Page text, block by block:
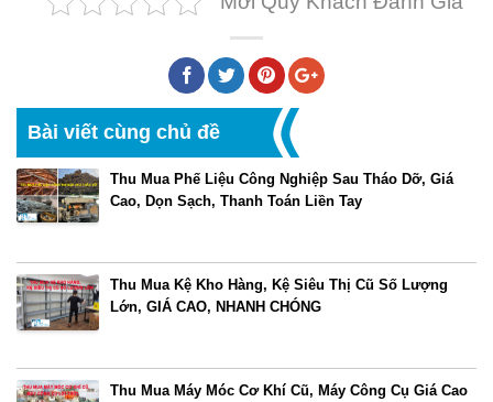
Bài viết cùng chủ đề
Thu Mua Phế Liệu Công Nghiệp Sau Tháo Dỡ, Giá
Cao, Dọn Sạch, Thanh Toán Liền Tay
Thu Mua Kệ Kho Hàng, Kệ Siêu Thị Cũ Số Lượng
Lớn, GIÁ CAO, NHANH CHÓNG
Thu Mua Máy Móc Cơ Khí Cũ, Máy Công Cụ Giá Cao